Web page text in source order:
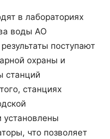
в лабораториях
воды АО
поступают
охраны и
станций
станциях
установлены
что позволяет